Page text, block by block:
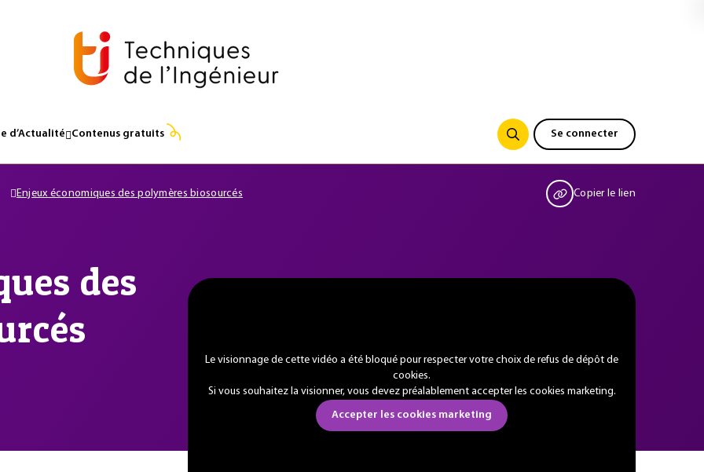
d’Actualité Contenus gratuits Se connecter
Enjeux économiques des polymères biosourcés Copier le lien
des
Le visionnage de cette vidéo a été bloqué pour respecter votre choix de refus de dépôt de
cookies.
Si vous souhaitez la visionner, vous devez préalablement accepter les cookies marketing.
Accepter les cookies marketing